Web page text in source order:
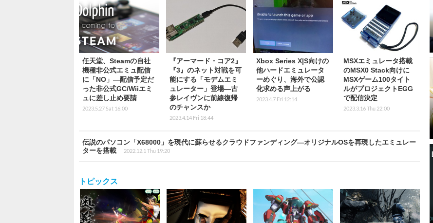
任天堂、Steamの自社
機種非公式エミュ配信
に「NO」―配信予定だ
った非公式GC/Wiiエミ
ュに差し止め要請
2023.5.27 Sat 16:00
『アーマード・コア2』
『3』のネット対戦を可
能にする「モデムエミ
ュレーター」登場―古
参レイヴンに前線復帰
のチャンスか
2023.4.14 Fri 18:44
Xbox Series X|S向けの
他ハードエミュレータ
ーめぐり、海外で公認
化求める声上がる
2023.4.7 Fri 12:14
MSXエミュレータ搭載
のMSX0 Stack向けに
MSXゲーム100タイト
ルがプロジェクトEGG
で配信決定
2023.3.16 Thu 22:00
伝説のパソコン「X68000」を現代に蘇らせるクラウドファンディング―オリジナルOSを再現したエミュレー
ターを搭載
2022.12.1 Thu 19:20
トピックス